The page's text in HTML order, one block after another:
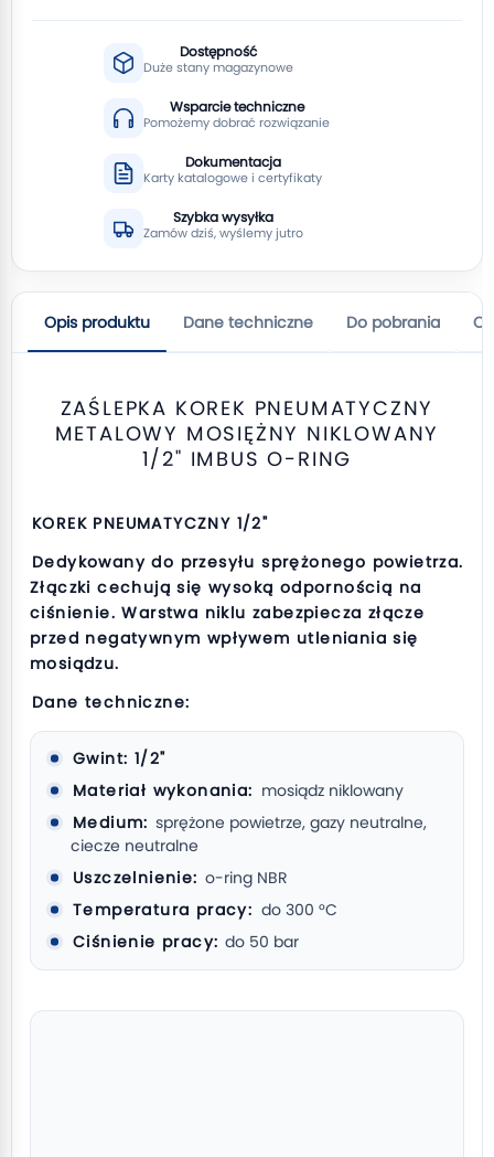
Dostępność
Duże stany magazynowe
Wsparcie techniczne
Pomożemy dobrać rozwiązanie
Dokumentacja
Karty katalogowe i certyfikaty
Szybka wysyłka
Zamów dziś, wyślemy jutro
Opis produktu Dane techniczne Do pobrania
ZAŚLEPKA KOREK PNEUMATYCZNY
METALOWY MOSIĘŻNY NIKLOWANY
1/2" IMBUS O-RING
KOREK PNEUMATYCZNY 1/2"
Dedykowany do przesyłu sprężonego powietrza.
Złączki cechują się wysoką odpornością na
ciśnienie. Warstwa niklu zabezpiecza złącze
przed negatywnym wpływem utleniania się
mosiądzu.
Dane techniczne:
Gwint: 1/2"
Materiał wykonania: mosiądz niklowany
Medium: sprężone powietrze, gazy neutralne,
ciecze neutralne
Uszczelnienie: o-ring NBR
Temperatura pracy: do 300 °C
Ciśnienie pracy: do 50 bar